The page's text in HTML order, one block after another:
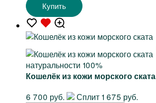
Купить
натуральности 100%
Кошелёк из кожи морского ската
6 700 руб.
Сплит 1 675 руб.